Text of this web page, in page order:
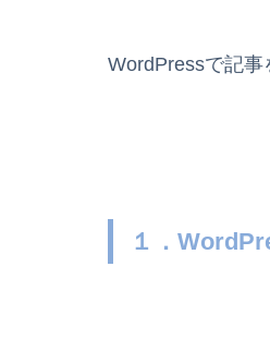
WordPressで記事
１．